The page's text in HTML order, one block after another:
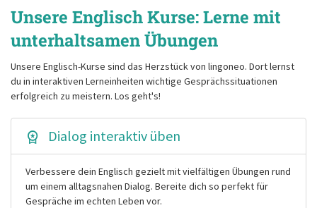
Unsere Englisch Kurse: Lerne mit
unterhaltsamen Übungen
Unsere Englisch-Kurse sind das Herzstück von lingoneo. Dort lernst
du in interaktiven Lerneinheiten wichtige Gesprächssituationen
erfolgreich zu meistern. Los geht's!
Dialog interaktiv üben
Verbessere dein Englisch gezielt mit vielfältigen Übungen rund
um einem alltagsnahen Dialog. Bereite dich so perfekt für
Gespräche im echten Leben vor.